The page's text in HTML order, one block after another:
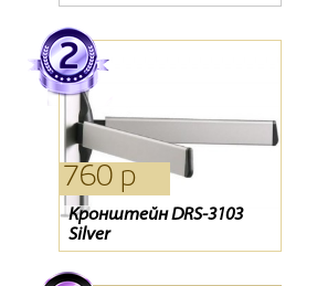
760 р
Кронштейн DRS-3103
Silver
3080 р
Антенна 4g
1980 р
Антенна Locus L 3021